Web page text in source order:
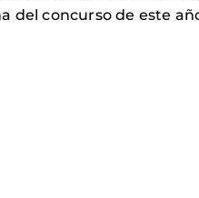
del concurso de este